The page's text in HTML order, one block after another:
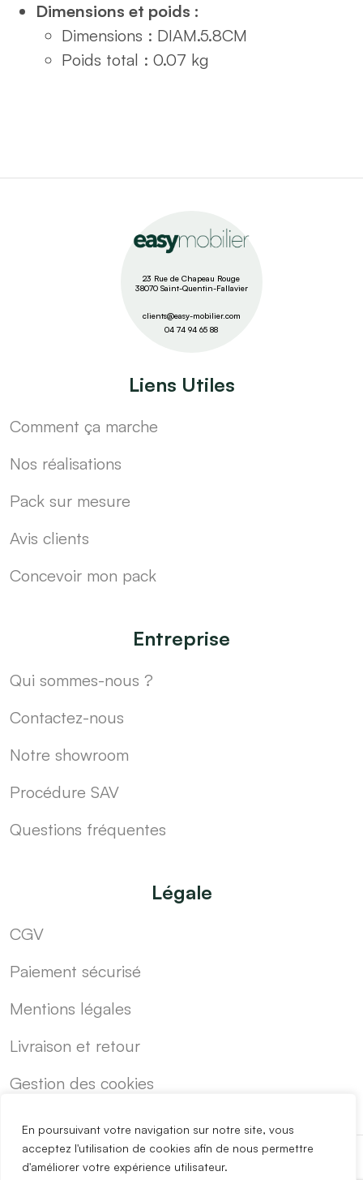
En poursuivant votre navigation sur notre site, vous
acceptez l'utilisation de cookies afin de nous permettre
d'améliorer votre expérience utilisateur.
Dimensions et poids :
Dimensions : DIAM.5.8CM
Poids total : 0.07 kg
23 Rue de Chapeau Rouge
38070 Saint-Quentin-Fallavier
clients@easy-mobilier.com
04 74 94 65 88
Liens Utiles
Comment ça marche
Nos réalisations
Pack sur mesure
Avis clients
Concevoir mon pack
Entreprise
Qui sommes-nous ?
Contactez-nous
Notre showroom
Procédure SAV
Questions fréquentes
Légale
CGV
Paiement sécurisé
Mentions légales
Livraison et retour
Gestion des cookies